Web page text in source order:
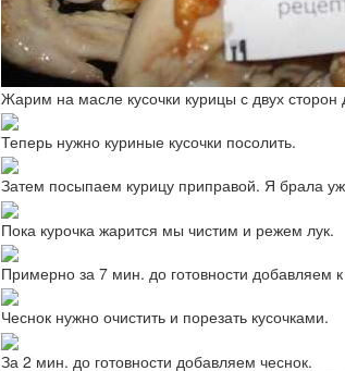
Жарим на масле кусочки курицы с двух сторон
Теперь нужно куриные кусочки посолить.
Затем посыпаем курицу приправой. Я брала
Пока курочка жарится мы чистим и режем лук.
Примерно за 7 мин. до готовности добавляем
Чеснок нужно очистить и порезать кусочками.
За 2 мин. до готовности добавляем чеснок.